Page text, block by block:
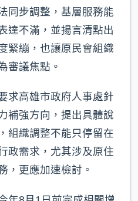
同步調整，基層服務能
達不滿，並揚言清點出
緊繃，也讓原民會組織
審議焦點。
求高雄市政府人事處針
補強方向，提出具體說
組織調整不能只停留在
政需求，尤其涉及原住
，更應加速檢討。